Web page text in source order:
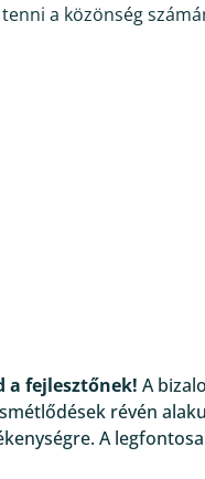
a közönség
a fejlesztőnek! A
révén
A